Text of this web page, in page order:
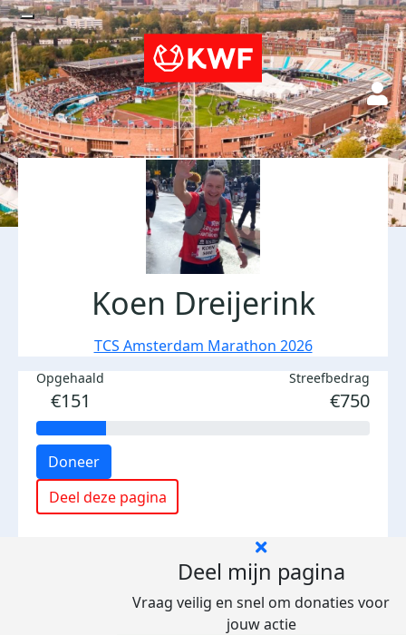
Koen Dreijerink
TCS Amsterdam Marathon 2026
Opgehaald
€151
Streefbedrag
€750
Doneer
Deel deze pagina
Deel mijn pagina
Vraag veilig en snel om donaties voor
jouw actie